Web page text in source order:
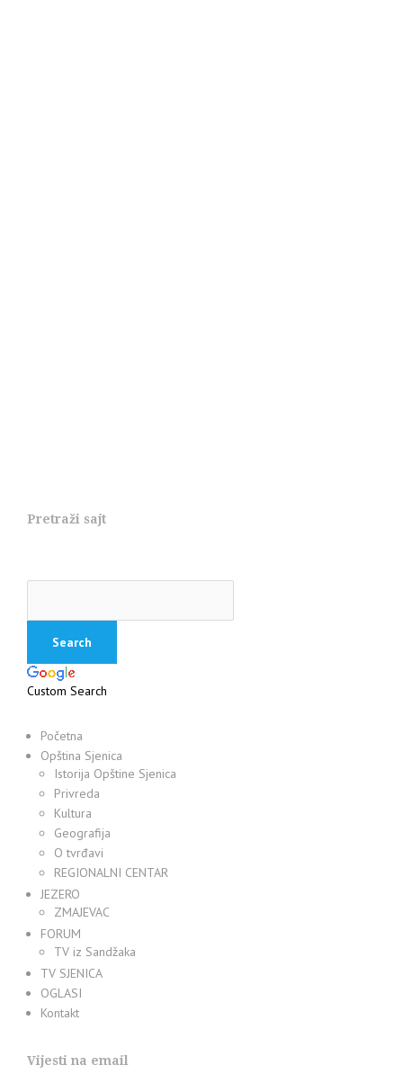
Pretraži sajt
Custom Search
Početna
Opština Sjenica
Istorija Opštine Sjenica
Privreda
Kultura
Geografija
O tvrđavi
REGIONALNI CENTAR
JEZERO
ZMAJEVAC
FORUM
TV iz Sandžaka
TV SJENICA
OGLASI
Kontakt
Vijesti na email